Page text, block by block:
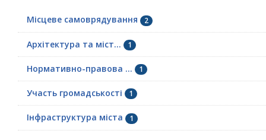
Місцеве самоврядування 2
Архітектура та міст... 1
Нормативно-правова ... 1
Участь громадськості 1
Інфраструктура міста 1